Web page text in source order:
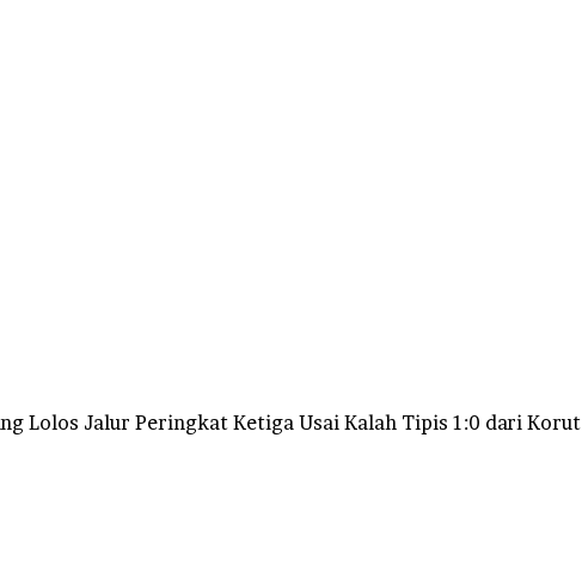
Lolos Jalur Peringkat Ketiga Usai Kalah Tipis 1:0 dari Korut